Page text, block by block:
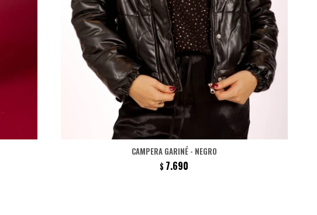
CAMPERA GARINÉ - NEGRO
$ 7.690